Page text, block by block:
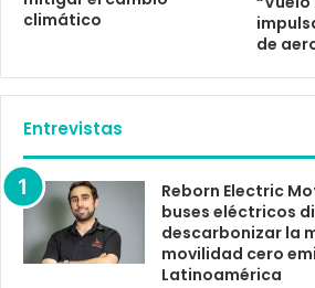
climático
de
Entrevistas
Reborn Electric
buses eléctricos
descarbonizar la
movilidad cero
Latinoamérica